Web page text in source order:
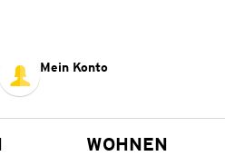
Mein Konto
WOHNEN